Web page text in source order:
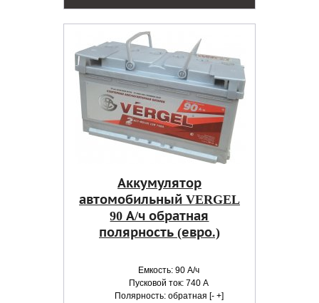
Аккумулятор
автомобильный VERGEL
90 А/ч обратная
полярность (евро.)
Емкость: 90 А/ч
Пусковой ток: 740 А
Полярность: обратная [- +]